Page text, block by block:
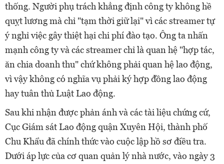
thống. Người phụ trách khẳng định công ty không hề
quỵt lương mà chỉ "tạm thời giữ lại" vì các streamer tự
ý nghỉ việc gây thiệt hại chi phí đào tạo. Ông ta nhấn
mạnh công ty và các streamer chỉ là quan hệ "hợp tác,
ăn chia doanh thu" chứ không phải quan hệ lao động,
vì vậy không có nghĩa vụ phải ký hợp đồng lao động
hay tuân thủ Luật Lao động.
Sau khi nhận được phản ánh và các tài liệu chứng cứ,
Cục Giám sát Lao động quận Xuyên Hội, thành phố
Chu Khẩu đã chính thức vào cuộc lập hồ sơ điều tra.
Dưới áp lực của cơ quan quản lý nhà nước, vào ngày 3